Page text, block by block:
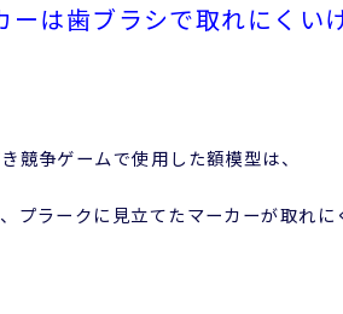
は歯ブラシで取れにくい
競争ゲームで使用した額模型は、
プラークに見立てたマーカーが取れに